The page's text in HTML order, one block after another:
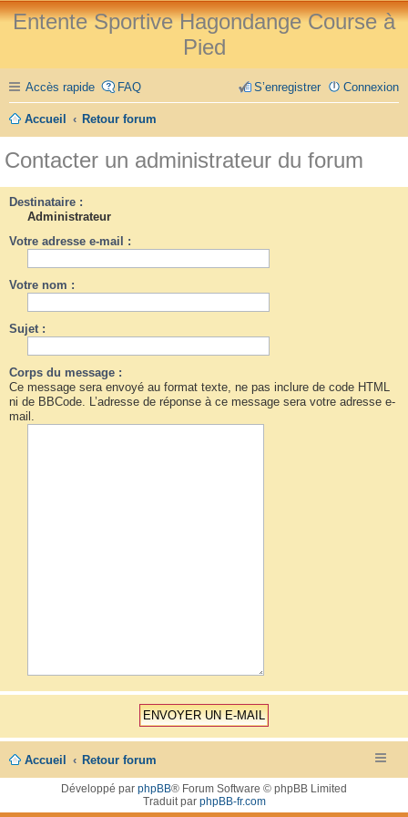
Entente Sportive Hagondange Course à
Pied
Accès rapide FAQ Connexion
S’enregistrer
Accueil Retour forum
Contacter un administrateur du forum
Destinataire :
Administrateur
Votre adresse e-mail :
Votre nom :
Sujet :
Corps du message :
Ce message sera envoyé au format texte, ne pas inclure de code HTML
ni de BBCode. L’adresse de réponse à ce message sera votre adresse e-
mail.
Accueil Retour forum
Développé par phpBB® Forum Software © phpBB Limited
Traduit par phpBB-fr.com